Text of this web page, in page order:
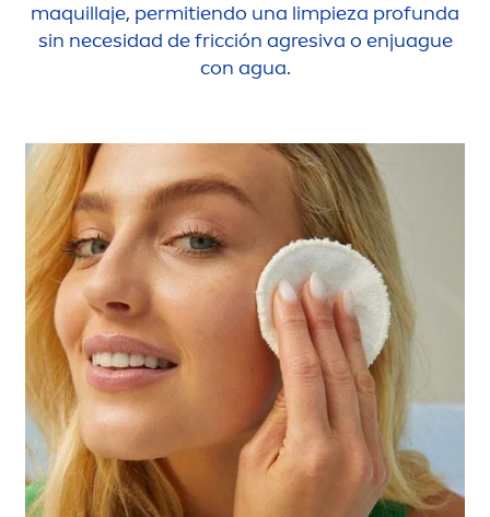
maquillaje, permitiendo una limpieza profunda
sin necesidad de fricción agresiva o enjuague
con agua.